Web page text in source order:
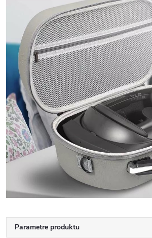
Parametre produktu